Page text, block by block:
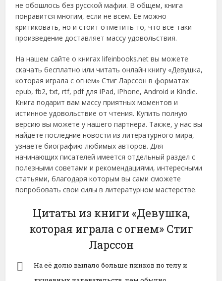
не обошлось без русской мафии. В общем, книга
понравится многим, если не всем. Ее можно
критиковать, но и стоит отметить то, что все-таки
произведение доставляет массу удовольствия.
На нашем сайте о книгах lifeinbooks.net вы можете
скачать бесплатно или читать онлайн книгу «Девушка,
которая играла с огнем» Стиг Ларссон в форматах
epub, fb2, txt, rtf, pdf для iPad, iPhone, Android и Kindle.
Книга подарит вам массу приятных моментов и
истинное удовольствие от чтения. Купить полную
версию вы можете у нашего партнера. Также, у нас вы
найдете последние новости из литературного мира,
узнаете биографию любимых авторов. Для
начинающих писателей имеется отдельный раздел с
полезными советами и рекомендациями, интересными
статьями, благодаря которым вы сами сможете
попробовать свои силы в литературном мастерстве.
Цитаты из книги «Девушка,
которая играла с огнем» Стиг
Ларссон
На её долю выпало больше пинков по телу и